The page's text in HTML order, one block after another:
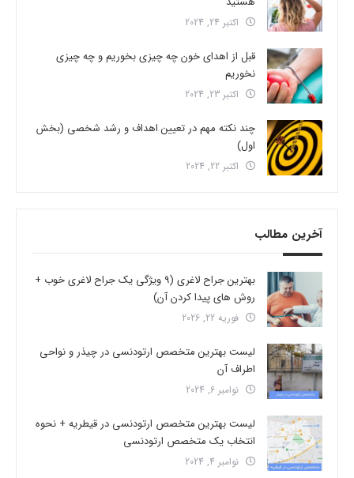
اکتبر 24, 2024
قبل از اهدای خون چه چیزی بخوریم و چه چیزی
نخوریم
اکتبر 23, 2024
چند نکته مهم در تعیین اهداف و رشد شخصی (بخش
اول)
اکتبر 22, 2024
آخرین مطالب
بهترین جراح لاغری (9 ویژگی یک جراح لاغری خوب +
روش های پیدا کردن آن)
فوریه 22, 2026
لیست بهترین متخصص ارتودنسی در چیذر و نواحی
اطراف آن
نوامبر 6, 2024
لیست بهترین متخصص ارتودنسی در قیطریه + نحوه
انتخاب یک متخصص ارتودنسی
نوامبر 4, 2024